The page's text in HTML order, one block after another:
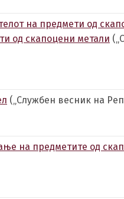
на предмети од
од скапоцени метали
(„Службен весник на
на предметите од